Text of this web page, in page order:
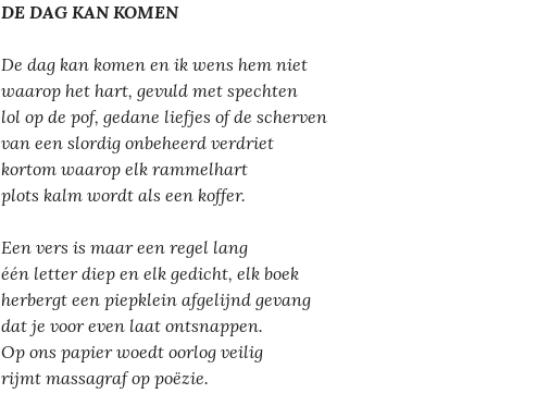
DE DAG KAN KOMEN
De dag kan komen en ik wens hem niet
waarop het hart, gevuld met spechten
lol op de pof, gedane liefjes of de scherven
van een slordig onbeheerd verdriet
kortom waarop elk rammelhart
plots kalm wordt als een koffer.
Een vers is maar een regel lang
één letter diep en elk gedicht, elk boek
herbergt een piepklein afgelijnd gevang
dat je voor even laat ontsnappen.
Op ons papier woedt oorlog veilig
rijmt massagraf op poëzie.